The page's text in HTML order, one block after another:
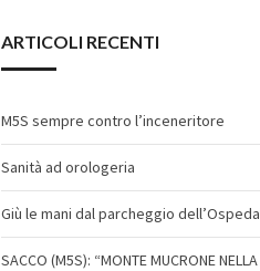
ARTICOLI RECENTI
M5S sempre contro l’inceneritore
Sanità ad orologeria
Giù le mani dal parcheggio
SACCO (M5S): “MONTE MUCRONE